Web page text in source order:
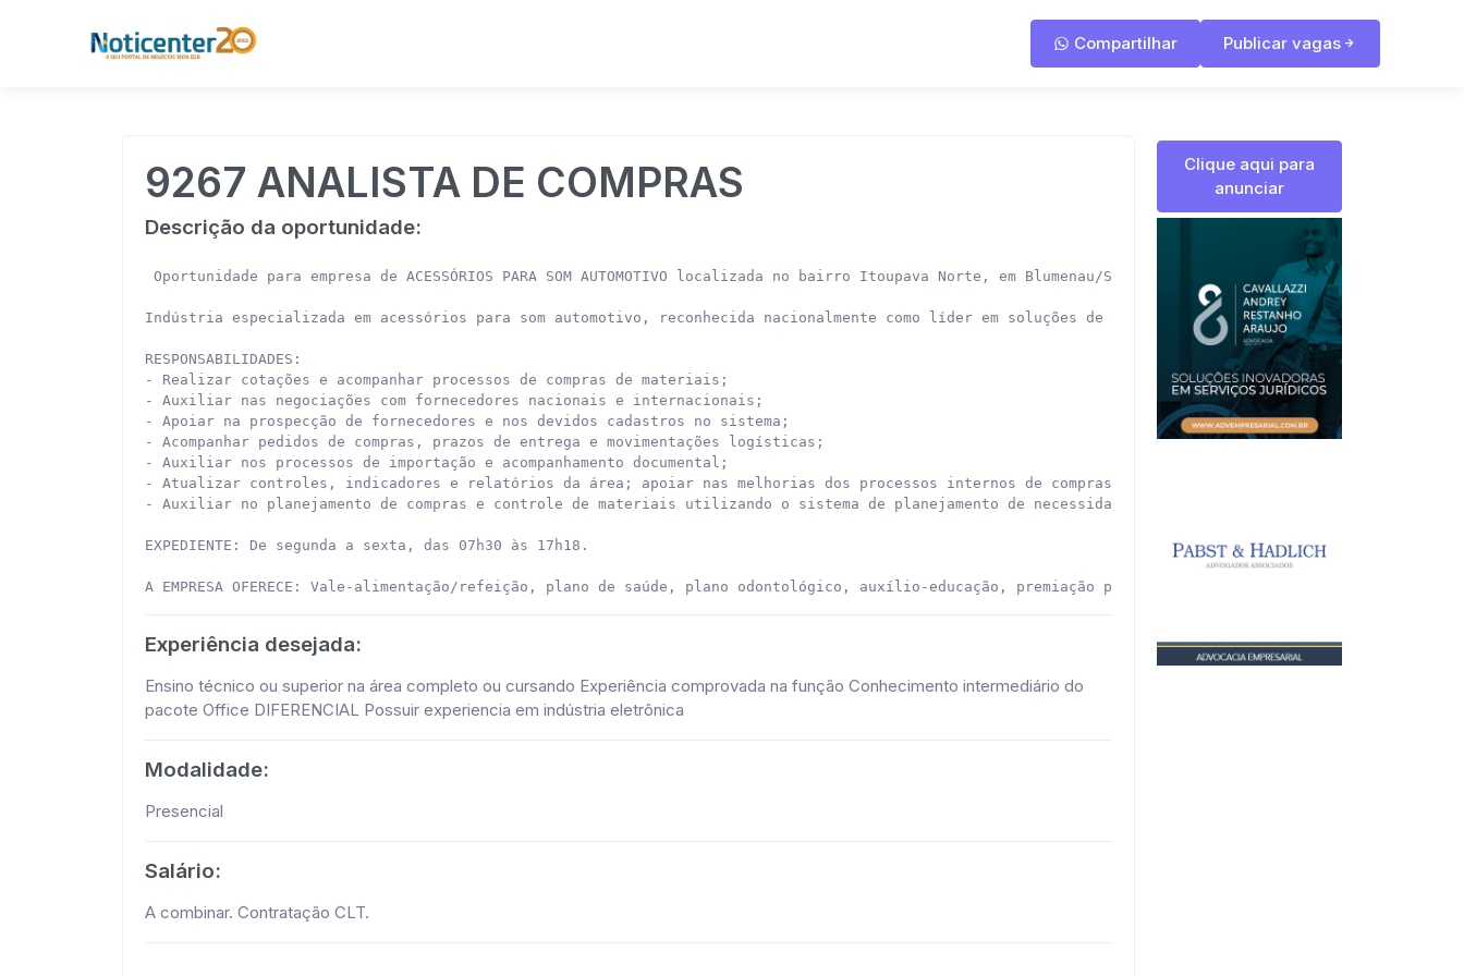
Compartilhar Publicar vagas
9267 ANALISTA DE COMPRAS
Descrição da oportunidade:
Oportunidade para empresa de ACESSÓRIOS PARA SOM AUTOMOTIVO localizada no bairro Itoupava Norte, em Blumenau/SC.
Indústria especializada em acessórios para som automotivo, reconhecida nacionalmente como líder em soluções de iluminação para os amantes do som
RESPONSABILIDADES:
- Realizar cotações e acompanhar processos de compras de materiais;
- Auxiliar nas negociações com fornecedores nacionais e internacionais;
- Apoiar na prospecção de fornecedores e nos devidos cadastros no sistema;
- Acompanhar pedidos de compras, prazos de entrega e movimentações logísticas;
- Auxiliar nos processos de importação e acompanhamento documental;
- Atualizar controles, indicadores e relatórios da área; apoiar nas melhorias dos processos internos de compras;
- Auxiliar no planejamento de compras e controle de materiais utilizando o sistema de planejamento de necessidades de materiais (MRP).
EXPEDIENTE: De segunda a sexta, das 07h30 às 17h18.
A EMPRESA OFERECE: Vale-alimentação/refeição, plano de saúde, plano odontológico, auxílio-educação, premiação por tempo de empresa,
Experiência desejada:
Ensino técnico ou superior na área completo ou cursando Experiência comprovada na função Conhecimento intermediário do
pacote Office DIFERENCIAL Possuir experiencia em indústria eletrônica
Modalidade:
Presencial
Salário:
A combinar. Contratação CLT.
Clique aqui para
anunciar